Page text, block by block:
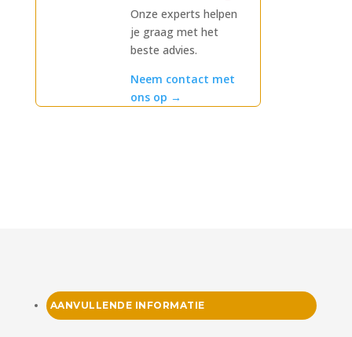
Onze experts helpen
je graag met het
beste advies.
Neem contact met
ons op →
AANVULLENDE INFORMATIE